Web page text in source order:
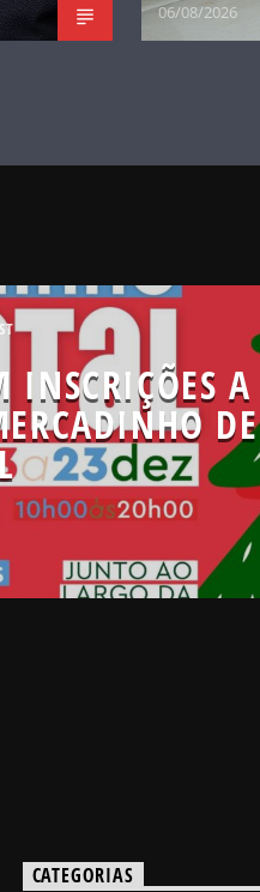
06/08/2026
INSCRIÇÕES A
DE
CATEGORIAS